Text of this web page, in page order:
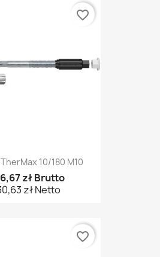
10/180 M10
zł Brutto
zł Netto
favorite_border
favorite_border